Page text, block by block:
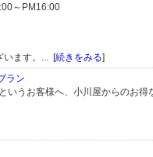
～PM16:00
います。... [続きをみる]
ラン
いうお客様へ、小川屋からのお得